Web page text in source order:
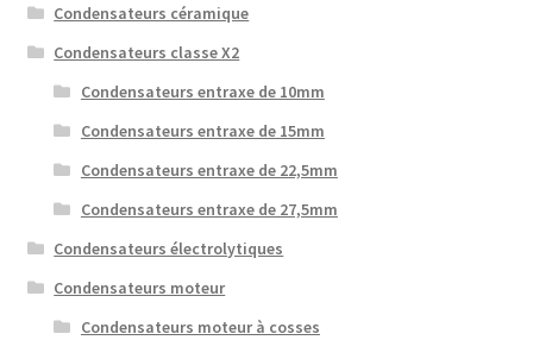
Condensateurs céramique
Condensateurs classe X2
Condensateurs entraxe de 10mm
Condensateurs entraxe de 15mm
Condensateurs entraxe de 22,5mm
Condensateurs entraxe de 27,5mm
Condensateurs électrolytiques
Condensateurs moteur
Condensateurs moteur à cosses